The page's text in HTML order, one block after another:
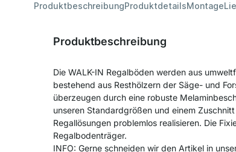
ProduktbeschreibungProduktdetailsMontage
Produktbeschreibung
Die WALK-IN Regalböden werden aus
bestehend aus Resthölzern der Säge- und
überzeugen durch eine robuste
unseren Standardgrößen und einem
Regallösungen problemlos realisieren. Die
Regalbodenträger.
INFO: Gerne schneiden wir den Artikel in